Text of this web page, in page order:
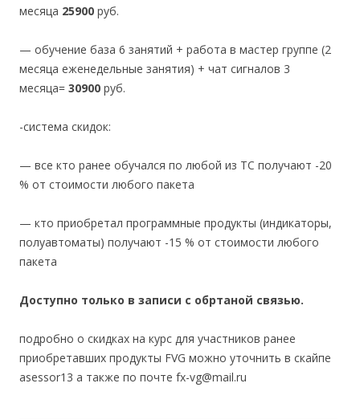
месяца 25900 руб.
— обучение база 6 занятий + работа в мастер группе (2
месяца еженедельные занятия) + чат сигналов 3
месяца= 30900 руб.
-система скидок:
— все кто ранее обучался по любой из ТС получают -20
% от стоимости любого пакета
— кто приобретал программные продукты (индикаторы,
полуавтоматы) получают -15 % от стоимости любого
пакета
Доступно только в записи с обртаной связью.
подробно о скидках на курс для участников ранее
приобретавших продукты FVG можно уточнить в скайпе
asessor13 а также по почте fx-vg@mail.ru